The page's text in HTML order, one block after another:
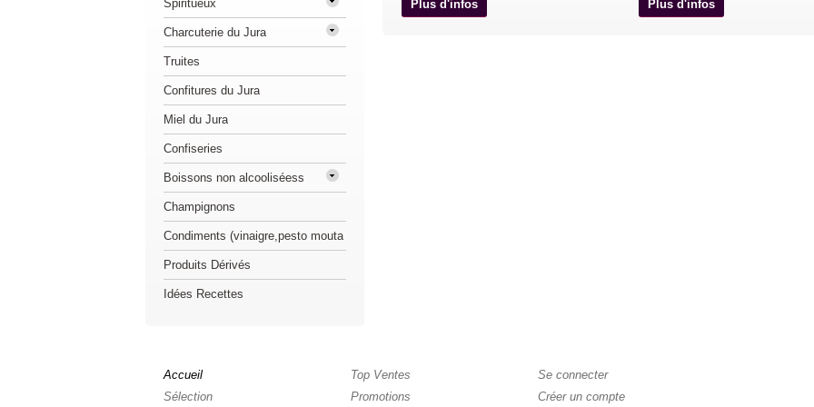
Plus d'infos Plus d'infos
Spiritueux
Charcuterie du Jura
Truites
Confitures du Jura
Miel du Jura
Confiseries
Boissons non alcooliséess
Champignons
Condiments (vinaigre,pesto mouta
Produits Dérivés
Idées Recettes
Accueil
Sélection
Top Ventes
Promotions
Se connecter
Créer un compte